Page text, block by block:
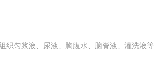
织匀浆液、尿液、胸腹水、脑脊液、灌洗液等